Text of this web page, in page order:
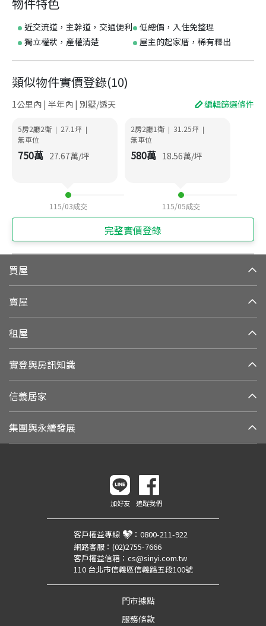
近交流道，主幹道，交通便利
低總價，入住免整理
獨立權狀，產權清楚
屋主的起家厝，稀有釋出
類似物件實價登錄(10)
1公里內 | 半年內 | 別墅/透天 編輯篩選條件
5房2廳2衛 | 27.1坪 |
無車位
750萬 27.67萬/坪
115/03成交
2房2廳1衛 | 31.25坪 |
無車位
580萬 18.56萬/坪
115/05成交
完整實價登錄
買屋
賣屋
租屋
實登與房訊知識
信義居家
集團與永續發展
加好友 追蹤我們
客戶權益專線 ： 0800-211-922
網路客服： (02)2755-7666
客戶權益信箱： cs@sinyi.com.tw
110 台北市信義區信義路五段100號
門市據點
服務條款